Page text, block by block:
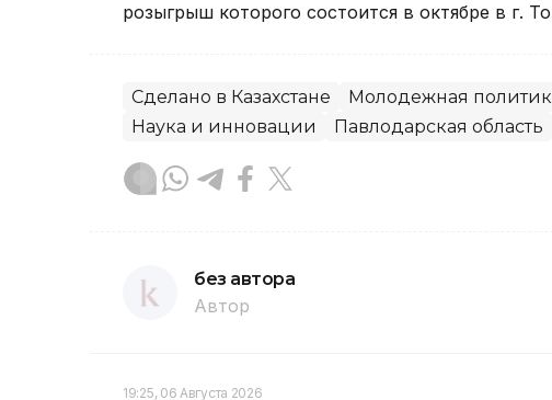
розыгрыш которого состоится в октябре в г.
Сделано в Казахстане Молодежная
Наука и инновации
Павлодарская область
без автора
Автор
19:25, 06 Августа 2026